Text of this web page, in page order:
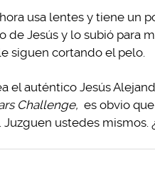
usa lentes y tiene un
de Jesús y lo subió para
siguen cortando el pelo.
el auténtico Jesús
Challenge, es obvio
ustedes mismos.